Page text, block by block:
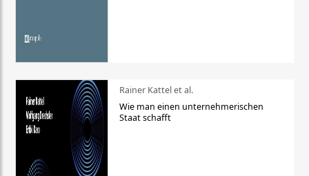
Rainer Kattel et al.
Wie man einen unternehmerischen
Staat schafft